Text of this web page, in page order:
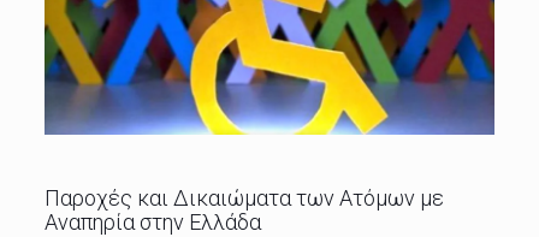
Παροχές και Δικαιώματα των Ατόμων με
Αναπηρία στην Ελλάδα